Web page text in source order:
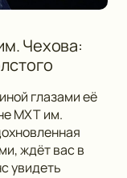
Чехова:
глазами её
МХТ им.
ждёт вас в
увидеть